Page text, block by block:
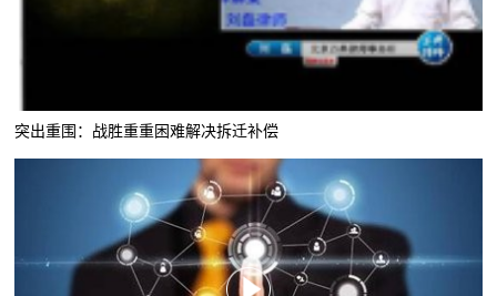
突出重围：战胜重重困难解决拆迁补偿